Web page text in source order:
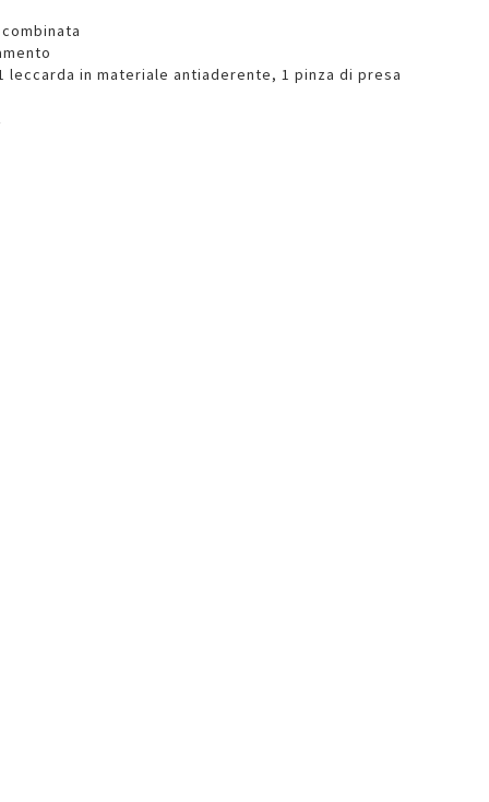
leccarda in materiale antiaderente, 1 pinza di presa